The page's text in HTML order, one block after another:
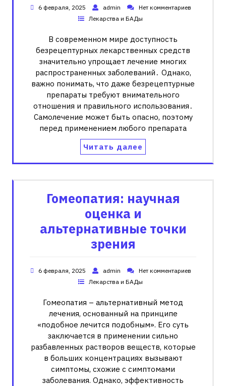
6 февраля, 2025 admin
Нет комментариев
Лекарства и БАДы
В современном мире доступность
безрецептурных лекарственных средств
значительно упрощает лечение многих
распространенных заболеваний․ Однако,
важно понимать, что даже безрецептурные
препараты требуют внимательного
отношения и правильного использования․
Самолечение может быть опасно, поэтому
перед применением любого препарата
Читать далее
Гомеопатия: научная
оценка и
альтернативные точки
зрения
6 февраля, 2025 admin
Нет комментариев
Лекарства и БАДы
Гомеопатия – альтернативный метод
лечения, основанный на принципе
«подобное лечится подобным». Его суть
заключается в применении сильно
разбавленных растворов веществ, которые
в больших концентрациях вызывают
симптомы, схожие с симптомами
заболевания. Однако, эффективность